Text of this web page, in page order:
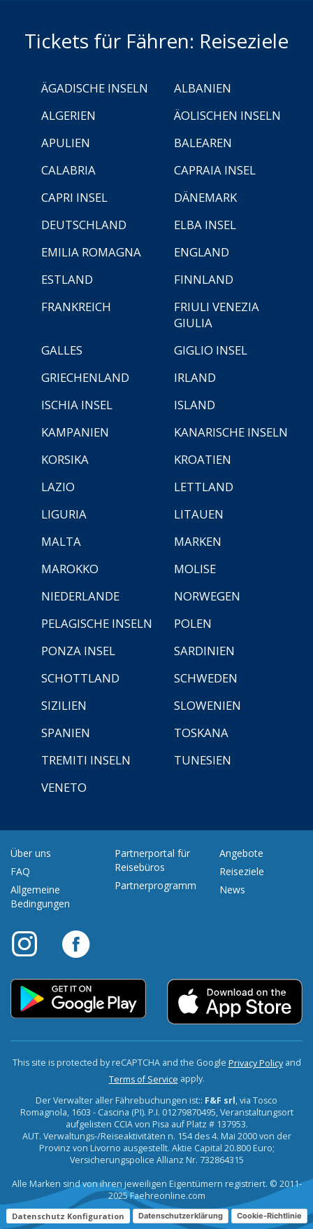
Tickets für Fähren: Reiseziele
ÄGADISCHE INSELN
ALBANIEN
ALGERIEN
ÄOLISCHEN INSELN
APULIEN
BALEAREN
CALABRIA
CAPRAIA INSEL
CAPRI INSEL
DÄNEMARK
DEUTSCHLAND
ELBA INSEL
EMILIA ROMAGNA
ENGLAND
ESTLAND
FINNLAND
FRANKREICH
FRIULI VENEZIA
GIULIA
GALLES
GIGLIO INSEL
GRIECHENLAND
IRLAND
ISCHIA INSEL
ISLAND
KAMPANIEN
KANARISCHE INSELN
KORSIKA
KROATIEN
LAZIO
LETTLAND
LIGURIA
LITAUEN
MALTA
MARKEN
MAROKKO
MOLISE
NIEDERLANDE
NORWEGEN
PELAGISCHE INSELN
POLEN
PONZA INSEL
SARDINIEN
SCHOTTLAND
SCHWEDEN
SIZILIEN
SLOWENIEN
SPANIEN
TOSKANA
TREMITI INSELN
TUNESIEN
VENETO
Über uns
FAQ
Allgemeine
Bedingungen
Partnerportal für
Reisebüros
Partnerprogramm
Angebote
Reiseziele
News
This site is protected by reCAPTCHA and the Google Privacy Policyand
Terms of Service apply.
Der Verwalter aller Fährebuchungen ist:: F&F srl, via Tosco
Romagnola, 1603 - Cascina (PI). P.I. 01279870495, Veranstaltungsort
aufgelisten CCIA von Pisa auf Platz # 137953.
AUT. Verwaltungs-/Reiseaktivitäten n. 154 des 4. Mai 2000 von der
Provinz von Livorno ausgestellt. Aktie Capital 20.800 Euro;
Versicherungspolice Allianz Nr. 732864315
Alle Marken sind von ihren jeweiligen Eigentümern registriert. © 2011-
2025 Faehreonline.com
Datenschutz Konfiguration Datenschutzerklärung Cookie-Richtlinie